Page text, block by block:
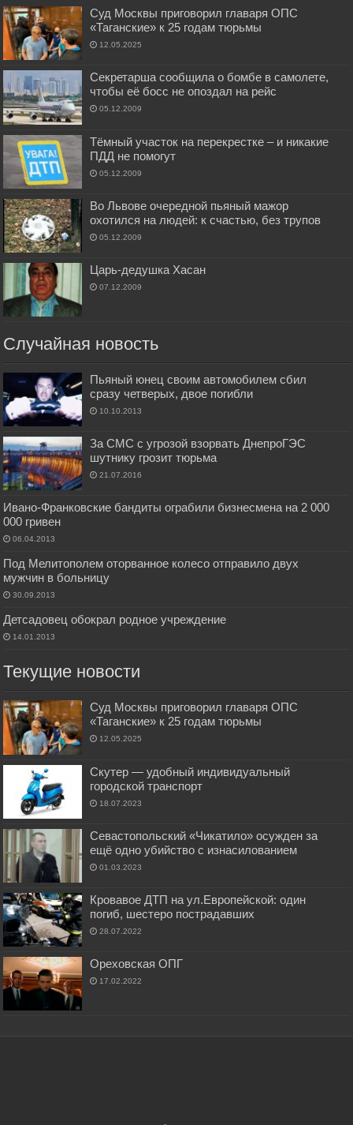
Суд Москвы приговорил главаря ОПС
«Таганские» к 25 годам тюрьмы
12.05.2025
Секретарша сообщила о бомбе в самолете,
чтобы её босс не опоздал на рейс
05.12.2009
Тёмный участок на перекрестке – и никакие
ПДД не помогут
05.12.2009
Во Львове очередной пьяный мажор
охотился на людей: к счастью, без трупов
05.12.2009
Царь-дедушка Хасан
07.12.2009
Случайная новость
Пьяный юнец своим автомобилем сбил
сразу четверых, двое погибли
10.10.2013
За СМС с угрозой взорвать ДнепроГЭС
шутнику грозит тюрьма
21.07.2016
Ивано-Франковские бандиты ограбили бизнесмена на 2 000
000 гривен
06.04.2013
Под Мелитополем оторванное колесо отправило двух
мужчин в больницу
30.09.2013
Детсадовец обокрал родное учреждение
14.01.2013
Текущие новости
Суд Москвы приговорил главаря ОПС
«Таганские» к 25 годам тюрьмы
12.05.2025
Скутер — удобный индивидуальный
городской транспорт
18.07.2023
Севастопольский «Чикатило» осужден за
ещё одно убийство с изнасилованием
01.03.2023
Кровавое ДТП на ул.Европейской: один
погиб, шестеро пострадавших
28.07.2022
Ореховская ОПГ
17.02.2022